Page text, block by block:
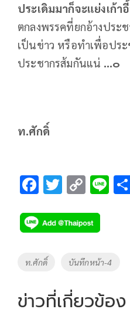
ประเดิมมาก็จะแย่งเก้า
ตกลงพรรคที่ยกอ้างประ
เป็นข่าว หรือทำเพื่อปร
ประชากรส้มกันแน่ ...๐
ท.ศักดิ์
F
e
b
o
k
T
tt
er
C
p
y
Li
k
Li
Tags
ท.ศักดิ์ บันทึกหน้า-4
ข่าวที่เกี่ยวข้อง